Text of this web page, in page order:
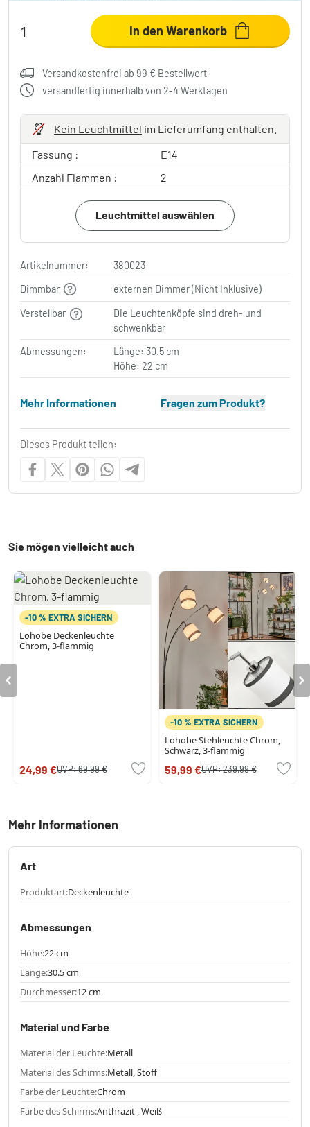
In den Warenkorb
Versandkostenfrei ab 99 € Bestellwert
versandfertig innerhalb von 2-4 Werktagen
Kein Leuchtmittel im Lieferumfang enthalten.
Fassung :
E14
Anzahl Flammen :
2
Leuchtmittel auswählen
Artikelnummer:
380023
Dimmbar
externen Dimmer (Nicht Inklusive)
Verstellbar
Die Leuchtenköpfe sind dreh- und
schwenkbar
Abmessungen:
Länge: 30.5 cm
Höhe: 22 cm
Mehr Informationen Fragen zum Produkt?
Dieses Produkt teilen:
Sie mögen vielleicht auch
-10 % EXTRA SICHERN
Lohobe Deckenleuchte
Chrom, 3-flammig
24,99 €UVP:69,99 €
-10 % EXTRA SICHERN
Lohobe Stehleuchte Chrom,
Schwarz, 3-flammig
59,99 €UVP:239,99 €
Mehr Informationen
Art
Produktart:Deckenleuchte
Abmessungen
Höhe:22 cm
Länge:30.5 cm
Durchmesser:12 cm
Material und Farbe
Material der Leuchte:Metall
Material des Schirms:Metall, Stoff
Farbe der Leuchte:Chrom
Farbe des Schirms:Anthrazit , Weiß